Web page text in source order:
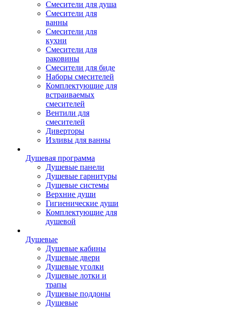
Смесители для душа
Смесители для
ванны
Смесители для
кухни
Смесители для
раковины
Смесители для биде
Наборы смесителей
Комплектующие для
встраиваемых
смесителей
Вентили для
смесителей
Диверторы
Изливы для ванны
Душевая программа
Душевые панели
Душевые гарнитуры
Душевые системы
Верхние души
Гигиенические души
Комплектующие для
душевой
Душевые
Душевые кабины
Душевые двери
Душевые уголки
Душевые лотки и
трапы
Душевые поддоны
Душевые